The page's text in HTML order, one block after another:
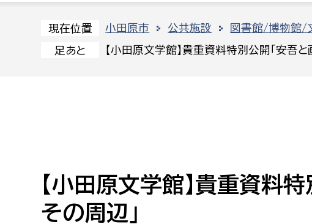
いざというときに
対象者を選択
高校生・大学生など
若者
分野
組織から探す
部に属さない室 企画部
現在位置 小田原市 公共施設 図書館/博物館/
足あと 【小田原文学館】貴重資料特別公開「安吾と
【小田原文学館】貴重資料
その周辺」